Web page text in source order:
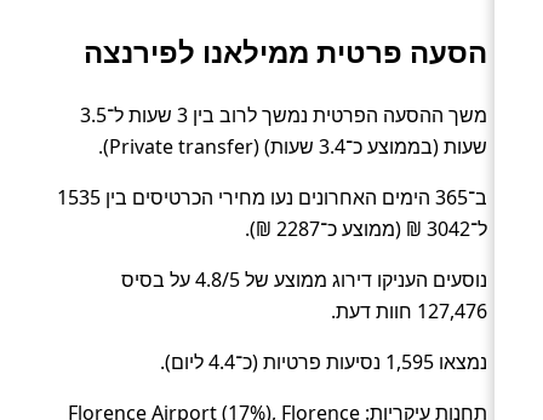
הסעה פרטית ממילאנו לפירנצה
משך ההסעה הפרטית נמשך לרוב בין 3 שעות ל־3.5
שעות (בממוצע כ־3.4 שעות) (Private transfer).
ב־365 הימים האחרונים נעו מחירי הכרטיסים בין 1535
ל־3042 ₪ (ממוצע כ־2287 ₪).
נוסעים העניקו דירוג ממוצע של 4.8/5 על בסיס
127,476 חוות דעת.
נמצאו 1,595 נסיעות פרטיות (כ־4.4 ליום).
תחנות עיקריות: Florence Airport (17%), Florence